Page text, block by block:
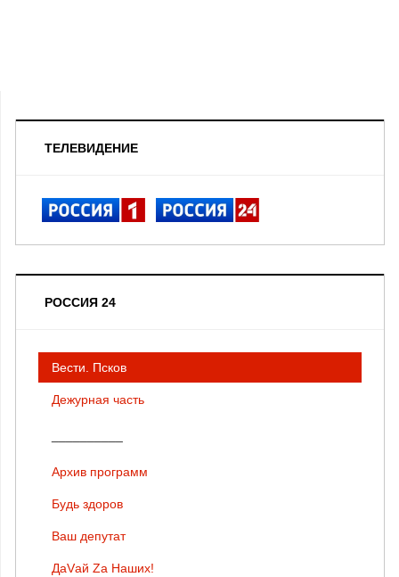
ТЕЛЕВИДЕНИЕ
РОССИЯ 24
Вести. Псков
Дежурная часть
Архив программ
Будь здоров
Ваш депутат
ДаVай Zа Наших!